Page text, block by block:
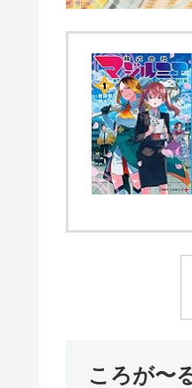
ころが〜